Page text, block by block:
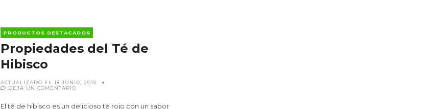
PRODUCTOS DESTACADOS
Propiedades del Té de
Hibisco
ACTUALIZADO EL 18 JUNIO, 2019
DEJA UN COMENTARIOEN
TÉ
El té de hibisco es un delicioso té rojo con un sabor